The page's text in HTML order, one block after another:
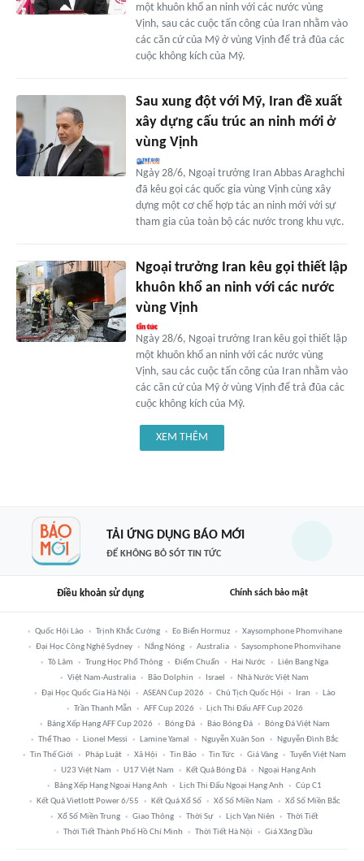
một khuôn khổ an ninh với các nước vùng
Vịnh, sau các cuộc tấn công của Iran nhằm vào
các căn cứ của Mỹ ở vùng Vịnh để trả đũa các
cuộc không kích của Mỹ.
Sau xung đột với Mỹ, Iran đề xuất
xây dựng cấu trúc an ninh mới ở
vùng Vịnh
Ngày 28/6, Ngoại trưởng Iran Abbas Araghchi
đã kêu gọi các quốc gia vùng Vịnh cùng xây
dựng một cơ chế hợp tác an ninh mới với sự
tham gia của toàn bộ các nước trong khu vực.
Ngoại trưởng Iran kêu gọi thiết lập
khuôn khổ an ninh với các nước
vùng Vịnh
Ngày 28/6, Ngoại trưởng Iran kêu gọi thiết lập
một khuôn khổ an ninh với các nước vùng
Vịnh, sau các cuộc tấn công của Iran nhằm vào
các căn cứ của Mỹ ở vùng Vịnh để trả đũa các
cuộc không kích của Mỹ.
XEM THÊM
TẢI ỨNG DỤNG BÁO MỚI
ĐỂ KHÔNG BỎ SÓT TIN TỨC
Điều khoản sử dụng Chính sách bảo mật
Quốc Hội Lào Trịnh Khắc Cường Eo Biển Hormuz
Xaysomphone Phomvihane
Đại Học Công Nghệ Sydney
Nắng Nóng Australia
Saysomphone Phomvihane
Tô Lâm
Trung Học Phổ Thông Điểm Chuẩn Hai Nước
Liên Bang Nga
Việt Nam-Australia
Bão Dolphin Israel
Nhà Nước Việt Nam
Đại Học Quốc Gia Hà Nội
ASEAN Cup 2026 Chủ Tịch Quốc Hội Iran
Lào
Trần Thanh Mẫn
AFF Cup 2026
Lịch Thi Đấu AFF Cup 2026
Bảng Xếp Hạng AFF Cup 2026
Bóng Đá Báo Bóng Đá
Bóng Đá Việt Nam
Thể Thao
Lionel Messi Lamine Yamal Nguyễn Xuân Son
Nguyễn Đình Bắc
Tin Thế Giới
Pháp Luật Xã Hội Tin Bão Tin Tức Giá Vàng
Tuyển Việt Nam
U23 Việt Nam
U17 Việt Nam Kết Quả Bóng Đá
Ngoại Hạng Anh
Bảng Xếp Hạng Ngoại Hạng Anh
Lịch Thi Đấu Ngoại Hạng Anh
Cúp C1
Kết Quả Vietlott Power 6/55
Kết Quả Xổ Số Xổ Số Miền Nam
Xổ Số Miền Bắc
Xổ Số Miền Trung
Giao Thông Thời Sự Lịch Vạn Niên
Thời Tiết
Thời Tiết Thành Phố Hồ Chí Minh
Thời Tiết Hà Nội Giá Xăng Dầu